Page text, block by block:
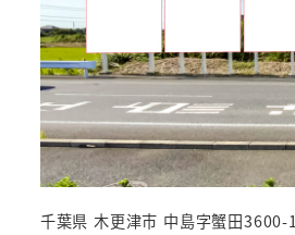
千葉県 木更津市 中島字蟹田3600-1